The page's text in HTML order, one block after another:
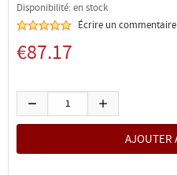
Disponibilité: en stock
Écrire un commentaire
€87.17